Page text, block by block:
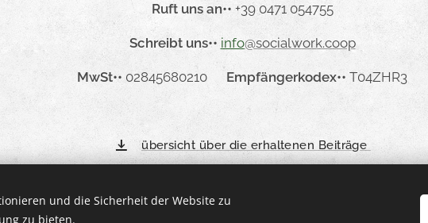
Ruft uns an•• +39 0471 054755
Schreibt uns•• info@socialwork.coop
MwSt•• 02845680210 Empfängerkodex•• T04ZHR3
übersicht über die erhaltenen Beiträge
und die Sicherheit der Website zu
zu bieten.